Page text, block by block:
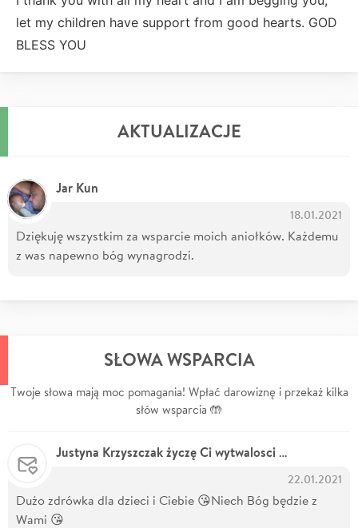
let my children have support from good hearts. GOD
BLESS YOU
AKTUALIZACJE
Jar Kun
18.01.2021
Dziękuję wszystkim za wsparcie moich aniołków. Każdemu
z was napewno bóg wynagrodzi.
SŁOWA WSPARCIA
Twoje słowa mają moc pomagania! Wpłać darowiznę i przekaż kilka
słów wsparcia 🤲
Justyna Krzyszczak życzę Ci wytwalosci i niech Bóg będzie z Wami
22.01.2021
Dużo zdrówka dla dzieci i Ciebie 😘Niech Bóg będzie z
Wami 😘